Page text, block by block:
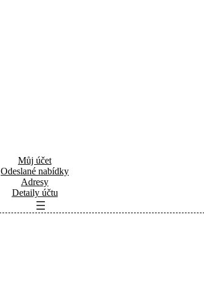
Můj účet
Odeslané nabídky
Adresy
Detaily účtu